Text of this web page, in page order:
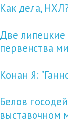
Как дела,
Две липецкие
первенства
Конан Я:
Белов
выставочном